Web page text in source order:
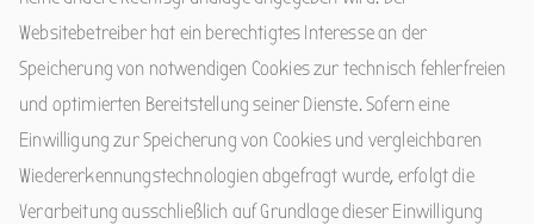
Websitebetreiber hat ein berechtigtes Interesse an der
Speicherung von notwendigen Cookies zur technisch fehlerfreien
und optimierten Bereitstellung seiner Dienste. Sofern eine
Einwilligung zur Speicherung von Cookies und vergleichbaren
Wiedererkennungstechnologien abgefragt wurde, erfolgt die
Verarbeitung ausschließlich auf Grundlage dieser Einwilligung